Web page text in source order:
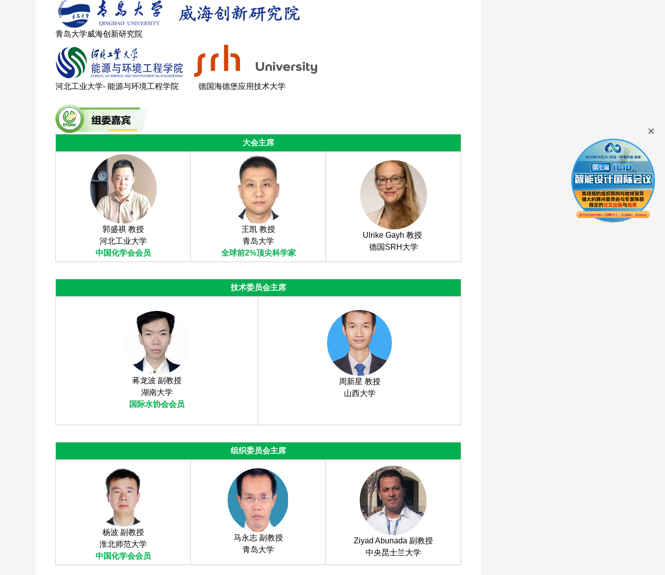
青岛大学威海创新研究院
河北工业大学- 能源与环境工程学院 德国海德堡应用技术大学
大会主席
郭盛祺 教授
河北工业大学
中国化学会会员
王凯 教授
青岛大学
全球前2%顶尖科学家
Ulrike Gayh 教授
德国SRH大学
技术委员会主席
蒋龙波 副教授
湖南大学
国际水协会会员
周新星 教授
山西大学
组织委员会主席
杨波 副教授
淮北师范大学
中国化学会会员
马永志 副教授
青岛大学
Ziyad Abunada 副教授
中央昆士兰大学